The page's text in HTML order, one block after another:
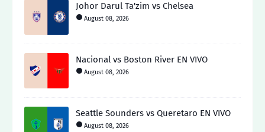
Johor Darul Ta'zim vs Chelsea
August 08, 2026
Nacional vs Boston River EN VIVO
August 08, 2026
Seattle Sounders vs Queretaro EN VIVO
August 08, 2026